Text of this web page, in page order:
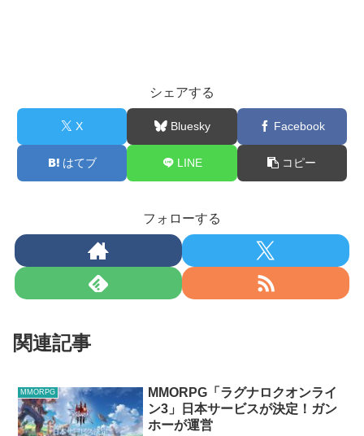
シェアする
X Bluesky Facebook
はてブ LINE コピー
フォローする
関連記事
MMORPG
MMORPG「ラグナロクオンライ
ン3」日本サービスが決定！ガン
ホーが運営